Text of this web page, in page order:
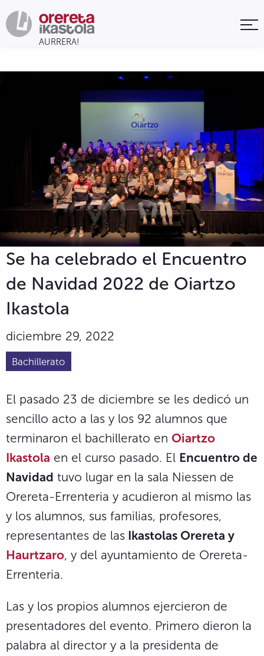
Se ha celebrado el Encuentro
de Navidad 2022 de Oiartzo
Ikastola
diciembre 29, 2022
Bachillerato
El pasado 23 de diciembre se les dedicó un
sencillo acto a las y los 92 alumnos que
terminaron el bachillerato en Oiartzo
Ikastola en el curso pasado. El Encuentro de
Navidad tuvo lugar en la sala Niessen de
Orereta-Errenteria y acudieron al mismo las
y los alumnos, sus familias, profesores,
representantes de las Ikastolas Orereta y
Haurtzaro, y del ayuntamiento de Orereta-
Errenteria.
Las y los propios alumnos ejercieron de
presentadores del evento. Primero dieron la
palabra al director y a la presidenta de